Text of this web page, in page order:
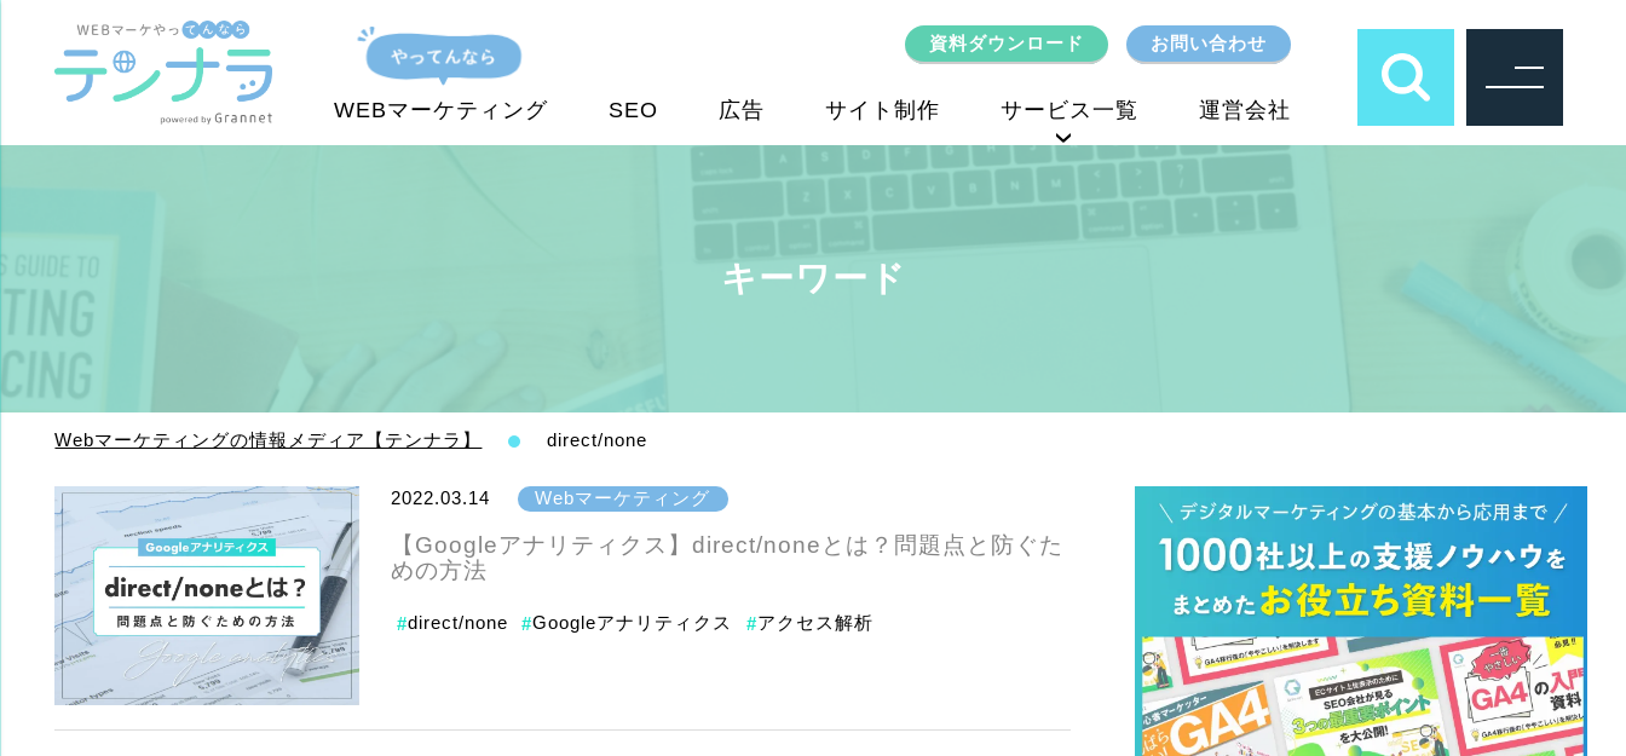
資料ダウンロード お問い合わせ
WEBマーケティング SEO 広告 サイト制作 サービス一覧 運営会社
キーワード
Webマーケティングの情報メディア【テンナラ】 direct/none
2022.03.14 Webマーケティング
【Googleアナリティクス】direct/noneとは？問題点と防ぐた
めの方法
#direct/none #Googleアナリティクス #アクセス解析